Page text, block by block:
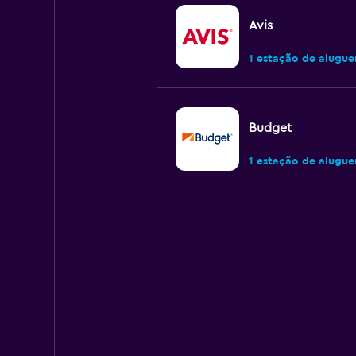
Avis
1 estação de
Budget
1 estação de